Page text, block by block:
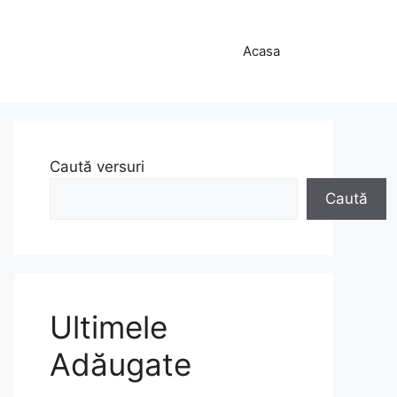
Acasa
Caută versuri
Caută
Ultimele
Adăugate